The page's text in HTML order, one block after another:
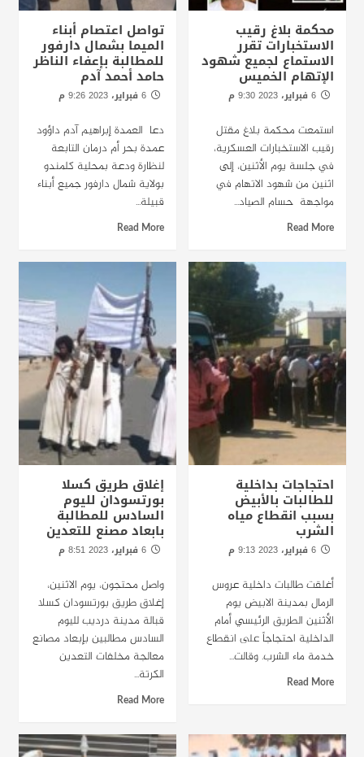
محكمة بلاغ رقيب
الاستخبارات تقرر
الاستماع لجميع شهود
الإتهام الخميس
6 فبراير، 2023 9:30 م
استمعت محكمة بلاغ مقتل
رقيب الاستخبارات العسكرية،
في جلسة يوم الأثنين، إلى
اثنين من شهود الاتهام في
مواجهة حسام الصياد...
Read More
تواصل اعتصام أبناء
الميما بشمال دارفور
للمطالبة بإعفاء الناظر
حامد أحمد آدم
6 فبراير، 2023 9:26 م
دعا العمدة إبراهيم آدم داؤود
عمدة بحر أم درمان التابعة
لنظارة ودعة بمحلية كلمندو
بولاية شمال دارفور جميع أبناء
قبيلة...
Read More
احتجاجات بداخلية
للطالبات بالأبيض
بسبب انقطاع مياه
الشرب
6 فبراير، 2023 9:13 م
أغلقت طالبات داخلية عروس
الرمال بمدينة الابيض يوم
الأثنين الطريق الرئيسي أمام
الداخلية احتجاجاً على انقطاع
خدمة ماء الشرب. وقالت...
Read More
إغلاق طريق كسلا
بورتسودان لليوم
السادس للمطالبة
بابعاد مصنع للتعدين
6 فبراير، 2023 8:51 م
واصل محتجون، يوم الاثنين،
إغلاق طريق بورتسودان كسلا
قبالة مدينة درديب لليوم
السادس مطالبين بإبعاد مصانع
معالجة مخلفات التعدين
الكرتة...
Read More